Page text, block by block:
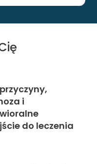
i
do leczenia